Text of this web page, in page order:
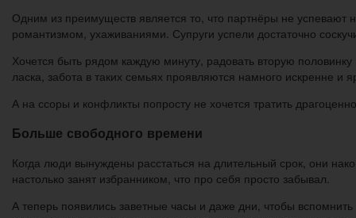
Одним из преимуществ является то, что партнёры не успевают
романтизмом, ухаживаниями. Супруги успели достаточно
Хочется быть рядом каждую минуту, радовать вторую
ласка, забота в таких семьях проявляются намного искренне и
А на ссоры и конфликты попросту не хочется тратить
Больше свободного времени
Когда люди вынуждены расстаться на длительный срок, они
настолько занят избранником, что про себя просто забывал.
А теперь появились заветные часы и даже дни, чтобы